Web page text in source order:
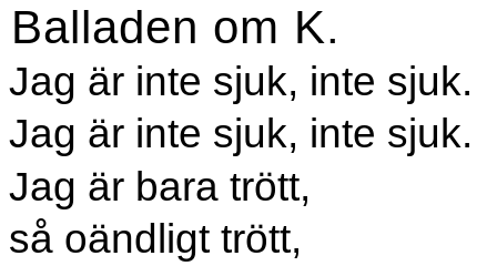
Balladen om K.
Jag är inte sjuk, inte sjuk.
Jag är inte sjuk, inte sjuk.
Jag är bara trött,
så oändligt trött,